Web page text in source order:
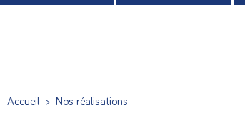
Accueil > Nos réalisations